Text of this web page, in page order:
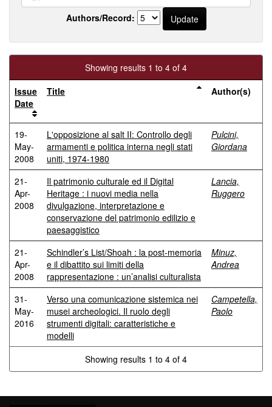
Authors/Record:
Showing results 1 to 4 of 4
Issue
Date
Title Author(s)
19-
May-
2008
L'opposizione al salt II: Controllo degli
armamenti e politica interna negli stati
uniti, 1974-1980
Pulcini,
Giordana
21-
Apr-
2008
Il patrimonio culturale ed il Digital
Heritage : i nuovi media nella
divulgazione, interpretazione e
conservazione del patrimonio edilizio e
paesaggistico
Lancia,
Ruggero
21-
Apr-
2008
Schindler’s List/Shoah : la post-memoria
e il dibattito sui limiti della
rappresentazione : un’analisi culturalista
Minuz,
Andrea
31-
May-
2016
Verso una comunicazione sistemica nei
musei archeologici. Il ruolo degli
strumenti digitali: caratteristiche e
modelli
Campetella,
Paolo
Showing results 1 to 4 of 4